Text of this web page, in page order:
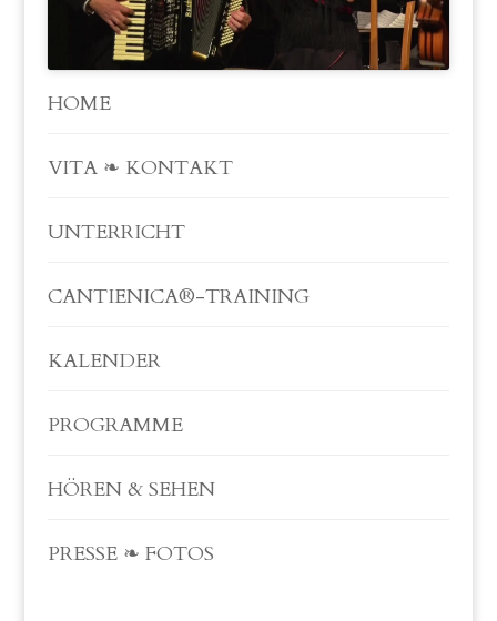
HOME
VITA ❧ KONTAKT
UNTERRICHT
CANTIENICA®-TRAINING
KALENDER
PROGRAMME
HÖREN & SEHEN
PRESSE ❧ FOTOS